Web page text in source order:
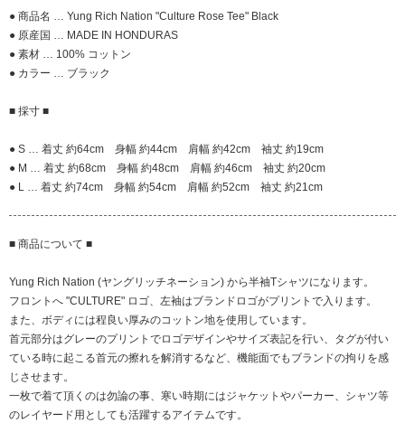
● 商品名 … Yung Rich Nation "Culture Rose Tee" Black
● 原産国 … MADE IN HONDURAS
● 素材 … 100% コットン
● カラー … ブラック
■ 採寸 ■
● S … 着丈 約64cm 身幅 約44cm 肩幅 約42cm 袖丈 約19cm
● M … 着丈 約68cm 身幅 約48cm 肩幅 約46cm 袖丈 約20cm
● L … 着丈 約74cm 身幅 約54cm 肩幅 約52cm 袖丈 約21cm
■ 商品について ■
Yung Rich Nation (ヤングリッチネーション) から半袖Tシャツになります。
フロントへ "CULTURE" ロゴ、左袖はブランドロゴがプリントで入ります。
また、ボディには程良い厚みのコットン地を使用しています。
首元部分はグレーのプリントでロゴデザインやサイズ表記を行い、タグが付い
ている時に起こる首元の擦れを解消するなど、機能面でもブランドの拘りを感
じさせます。
一枚で着て頂くのは勿論の事、寒い時期にはジャケットやパーカー、シャツ等
のレイヤード用としても活躍するアイテムです。